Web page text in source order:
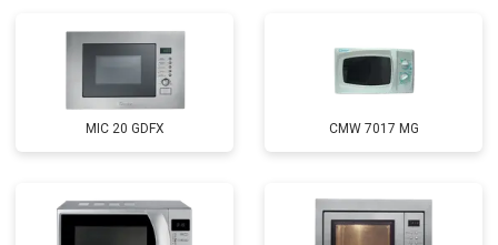
MIC 20 GDFX CMW 7017 MG